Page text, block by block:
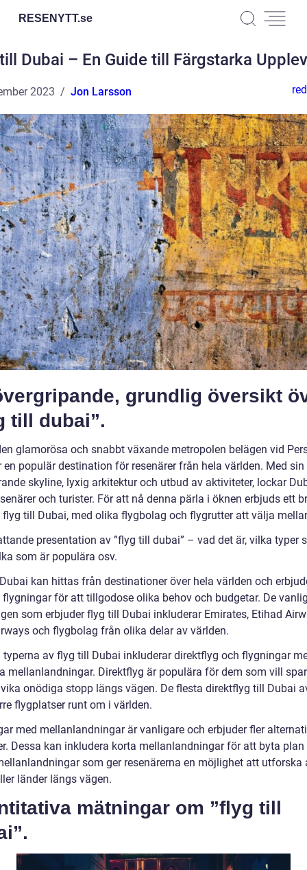
RESENYTT.se
Dubai – En Guide till Färgstarka
2023 Jon Larsson
grundlig översikt
till dubai”.
glamorösa och snabbt växande metropolen belägen vid
en populär destination för resenärer från hela världen. Med sin
skyline, lyxig arkitektur och utbud av aktiviteter, lockar
och turister. För att nå denna pärla i öknen erbjuds ett
flyg till Dubai, med olika flygbolag och flygrutter att välja
presentation av ”flyg till dubai” – vad det är, vilka typer
som är populära osv.
kan hittas från destinationer över hela världen och
flygningar för att tillgodose olika behov och budgetar. De
som erbjuder flyg till Dubai inkluderar Emirates, Etihad
och flygbolag från olika delar av världen.
typerna av flyg till Dubai inkluderar direktflyg och flygningar
mellanlandningar. Direktflyg är populära för dem som vill
onödiga stopp längs vägen. De flesta direktflyg till Dubai
flygplatser runt om i världen.
med mellanlandningar är vanligare och erbjuder fler
Dessa kan inkludera korta mellanlandningar för att byta plan
som ger resenärerna en möjlighet att utforska
länder längs vägen.
mätningar om ”flyg till